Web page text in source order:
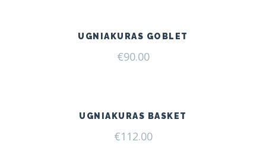
UGNIAKURAS GOBLET
€90.00
UGNIAKURAS BASKET
€112.00